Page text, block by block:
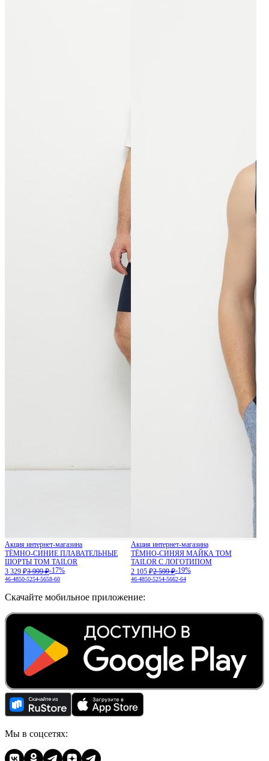
Акция интернет-магазина
ТЁМНО-СИНИЕ ПЛАВАТЕЛЬНЫЕ
ШОРТЫ TOM TAILOR
3 329 ₽3 999 ₽-17%
46-4850-5254-5658-60
Акция интернет-магазина
ТЁМНО-СИНЯЯ МАЙКА TOM
TAILOR С ЛОГОТИПОМ
2 105 ₽2 599 ₽-19%
46-4850-5254-5662-64
Скачайте мобильное приложение:
Мы в соцсетях: